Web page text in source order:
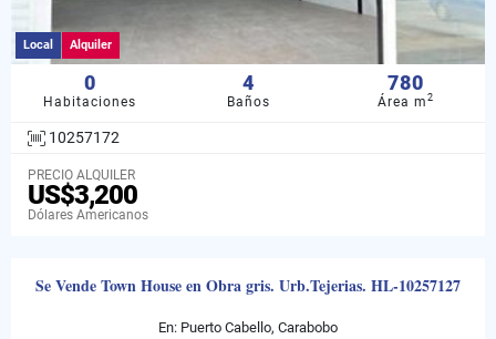
Local Alquiler
0
Habitaciones
4
Baños
780
Área m2
10257172
PRECIO ALQUILER
US$3,200
Dólares Americanos
Se Vende Town House en Obra gris. Urb.Tejerias. HL-10257127
En: Puerto Cabello, Carabobo